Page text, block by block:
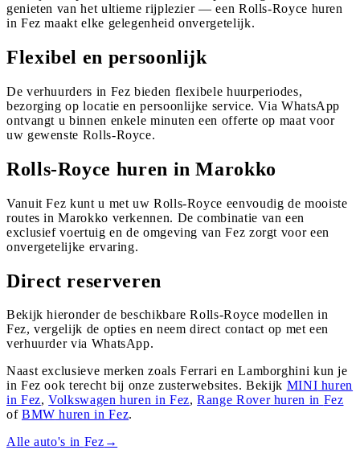
genieten van het ultieme rijplezier — een Rolls-Royce huren
in Fez maakt elke gelegenheid onvergetelijk.
Flexibel en persoonlijk
De verhuurders in Fez bieden flexibele huurperiodes,
bezorging op locatie en persoonlijke service. Via WhatsApp
ontvangt u binnen enkele minuten een offerte op maat voor
uw gewenste Rolls-Royce.
Rolls-Royce huren in Marokko
Vanuit Fez kunt u met uw Rolls-Royce eenvoudig de mooiste
routes in Marokko verkennen. De combinatie van een
exclusief voertuig en de omgeving van Fez zorgt voor een
onvergetelijke ervaring.
Direct reserveren
Bekijk hieronder de beschikbare Rolls-Royce modellen in
Fez, vergelijk de opties en neem direct contact op met een
verhuurder via WhatsApp.
Naast exclusieve merken zoals Ferrari en Lamborghini kun je
in Fez ook terecht bij onze zusterwebsites. Bekijk MINI huren
in Fez,Volkswagen huren in Fez,Range Roverhuren in Fez
of BMW huren inFez.
Alle auto's in Fez →